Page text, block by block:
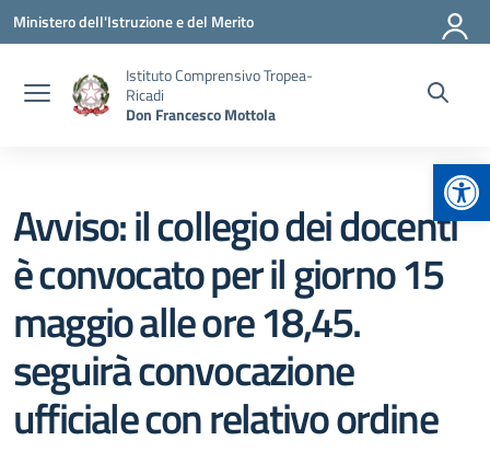
Vai ai contenuti
Vai al menu di navigazione
Vai al footer
Ministero dell'Istruzione e del Merito
Istituto Comprensivo Tropea-
Ricadi
Don Francesco Mottola
Avviso: il collegio dei docenti
è convocato per il giorno 15
maggio alle ore 18,45.
seguirà convocazione
ufficiale con relativo ordine